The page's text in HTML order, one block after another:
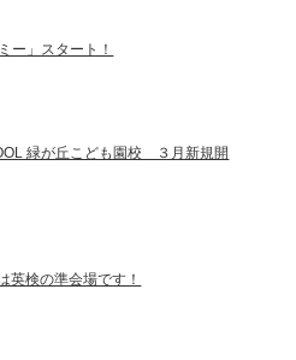
ー」スタート！
緑が丘こども園校 ３月新規開
英検の準会場です！